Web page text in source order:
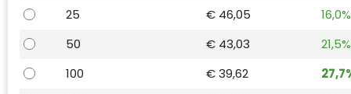
25
€ 46,05
16,0%
50
€ 43,03
21,5%
100
€ 39,62